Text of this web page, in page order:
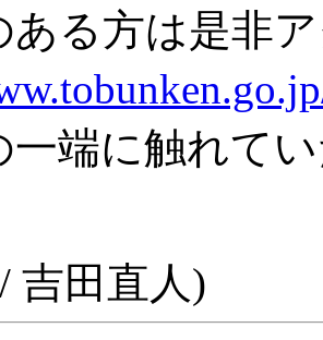
ある方は是非
一端に触れて
吉田直人)